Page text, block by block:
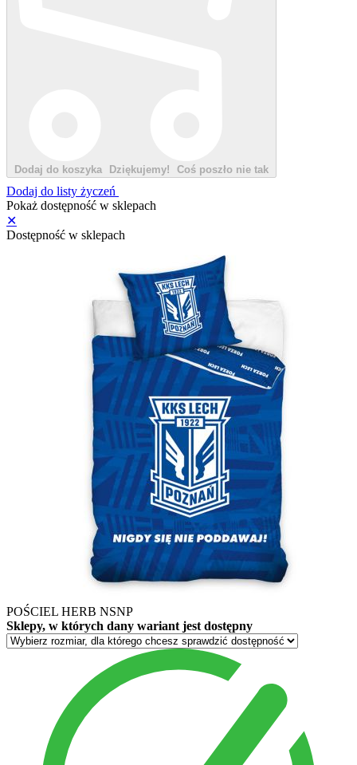
Dodaj do koszyka Dziękujemy! Coś poszło nie tak
Dodaj do listy życzeń
Pokaż dostępność w sklepach
✕
Dostępność w sklepach
POŚCIEL HERB NSNP
Sklepy, w których dany wariant jest dostępny